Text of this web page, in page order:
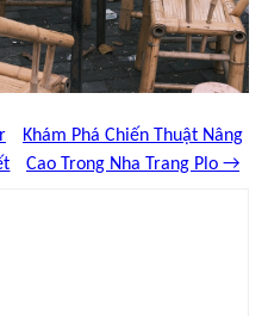
Khám Phá Chiến Thuật Nâng
Cao Trong Nha Trang Plo →